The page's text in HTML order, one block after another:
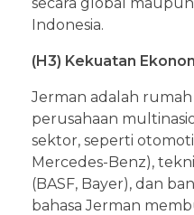
Indonesia.
(H3) Kekuatan
Jerman adalah
perusahaan
sektor, seperti
Mercedes-Benz),
(BASF, Bayer), dan
bahasa Jerman